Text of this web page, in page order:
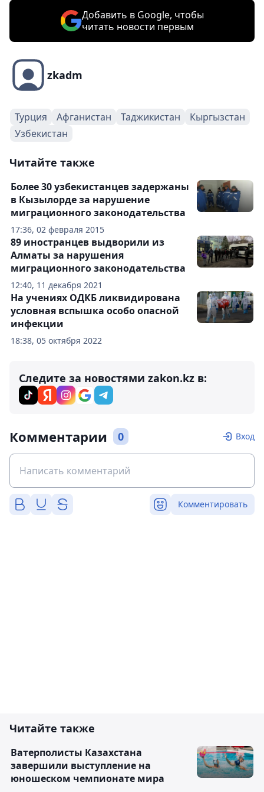
Добавить в Google, чтобы
читать новости первым
zkadm
Турция Афганистан Таджикистан
Кыргызстан
Узбекистан
Читайте также
17:36, 02 февраля 2015
Более 30 узбекистанцев задержаны
в Кызылорде за нарушение
миграционного законодательства
12:40, 11 декабря 2021
89 иностранцев выдворили из
Алматы за нарушения
миграционного законодательства
18:38, 05 октября 2022
На учениях ОДКБ ликвидирована
условная вспышка особо опасной
инфекции
Следите за новостями zakon.kz в:
Комментарии 0 Вход
Комментировать
Читайте также
Ватерполисты Казахстана
завершили выступление на
юношеском чемпионате мира